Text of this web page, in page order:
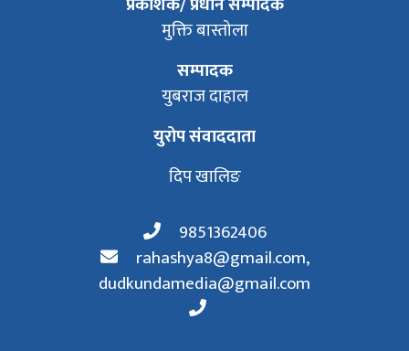
मुक्ति बास्तोला
सम्पादक
युबराज दाहाल
युरोप संवाददाता
दिप खालिङ
9851362406
rahashya8@gmail.com,
dudkundamedia@gmail.com